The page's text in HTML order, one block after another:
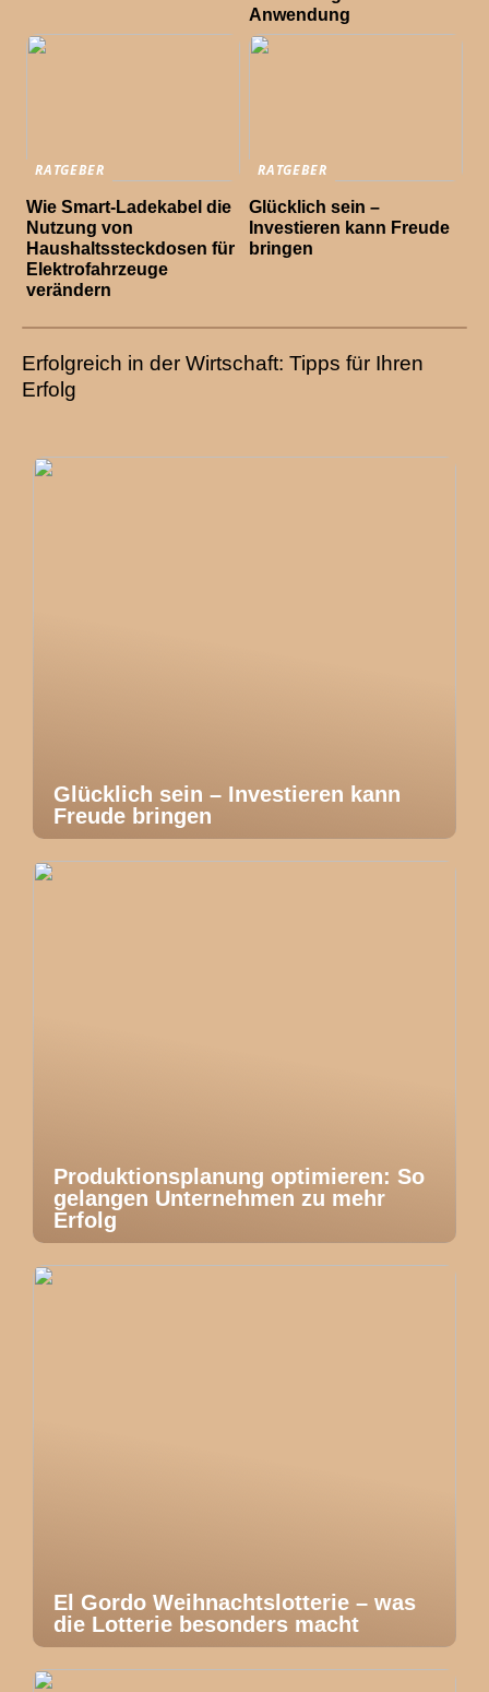
Anwendung
RATGEBER
Wie Smart-Ladekabel die
Nutzung von
Haushaltssteckdosen für
Elektrofahrzeuge
verändern
RATGEBER
Glücklich sein –
Investieren kann Freude
bringen
Erfolgreich in der Wirtschaft: Tipps für Ihren
Erfolg
Glücklich sein – Investieren kann
Freude bringen
Produktionsplanung optimieren: So
gelangen Unternehmen zu mehr
Erfolg
El Gordo Weihnachtslotterie – was
die Lotterie besonders macht